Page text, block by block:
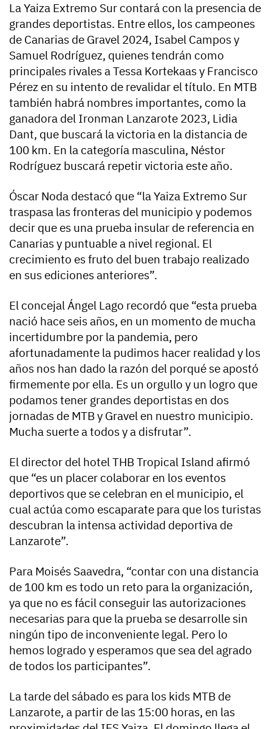
La Yaiza Extremo Sur contará con la presencia de
grandes deportistas. Entre ellos, los campeones
de Canarias de Gravel 2024, Isabel Campos y
Samuel Rodríguez, quienes tendrán como
principales rivales a Tessa Kortekaas y Francisco
Pérez en su intento de revalidar el título. En MTB
también habrá nombres importantes, como la
ganadora del Ironman Lanzarote 2023, Lidia
Dant, que buscará la victoria en la distancia de
100 km. En la categoría masculina, Néstor
Rodríguez buscará repetir victoria este año.
Óscar Noda destacó que “la Yaiza Extremo Sur
traspasa las fronteras del municipio y podemos
decir que es una prueba insular de referencia en
Canarias y puntuable a nivel regional. El
crecimiento es fruto del buen trabajo realizado
en sus ediciones anteriores”.
El concejal Ángel Lago recordó que “esta prueba
nació hace seis años, en un momento de mucha
incertidumbre por la pandemia, pero
afortunadamente la pudimos hacer realidad y los
años nos han dado la razón del porqué se apostó
firmemente por ella. Es un orgullo y un logro que
podamos tener grandes deportistas en dos
jornadas de MTB y Gravel en nuestro municipio.
Mucha suerte a todos y a disfrutar”.
El director del hotel THB Tropical Island afirmó
que “es un placer colaborar en los eventos
deportivos que se celebran en el municipio, el
cual actúa como escaparate para que los turistas
descubran la intensa actividad deportiva de
Lanzarote”.
Para Moisés Saavedra, “contar con una distancia
de 100 km es todo un reto para la organización,
ya que no es fácil conseguir las autorizaciones
necesarias para que la prueba se desarrolle sin
ningún tipo de inconveniente legal. Pero lo
hemos logrado y esperamos que sea del agrado
de todos los participantes”.
La tarde del sábado es para los kids MTB de
Lanzarote, a partir de las 15:00 horas, en las